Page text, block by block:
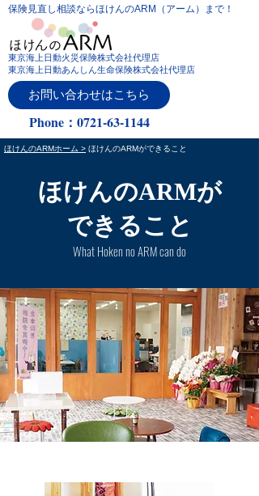
保険見直し相談ならほけんのARM（アーム）まで！
東京海上日動火災保険株式会社代理店
東京海上日動あんしん生命保険株式会社代理店
お問い合わせはこちら
Phone：0721-63-1144
ほけんのARMホーム > ほけんのARMができること
ほけんのARMが
​できること
What Hoken no ARM can do